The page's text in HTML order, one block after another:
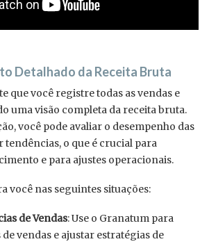
Detalhado da Receita Bruta
que você registre todas as vendas e
uma visão completa da receita bruta.
você pode avaliar o desempenho das
o que é crucial para
e para ajustes operacionais.
você nas seguintes situações:
de Vendas: Use o Granatum para
vendas e ajustar estratégias de